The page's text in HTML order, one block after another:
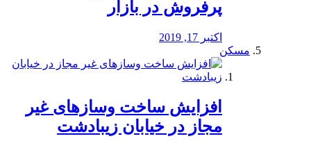
پرفروش در بازار
اکتبر 17, 2019
مسکن
افزایش ساخت وسازهای غیر
مجاز در خیابان زیبادشت